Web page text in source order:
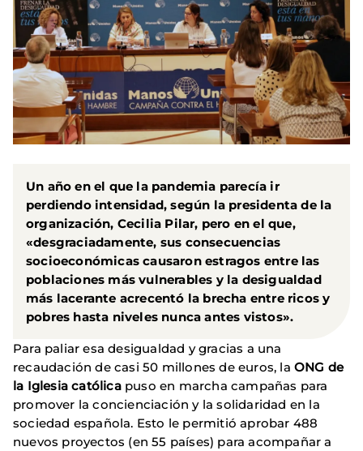
Un año en el que la pandemia parecía ir
perdiendo intensidad, según la presidenta de la
organización, Cecilia Pilar, pero en el que,
«desgraciadamente, sus consecuencias
socioeconómicas causaron estragos entre las
poblaciones más vulnerables y la desigualdad
más lacerante acrecentó la brecha entre ricos y
pobres hasta niveles nunca antes vistos».
Para paliar esa desigualdad y gracias a una
recaudación de casi 50 millones de euros, laONG de
la Iglesia católicapuso en marcha campañas para
promover la concienciación y la solidaridad en la
sociedad española. Esto le permitió aprobar 488
nuevos proyectos (en 55 países) para acompañar a